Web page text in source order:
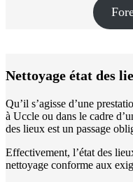
Nettoyage état des
Qu’il s’agisse d’une
à Uccle ou dans le cadre
des lieux est un passage
Effectivement, l’état des
nettoyage conforme aux